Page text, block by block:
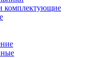
комплектующие